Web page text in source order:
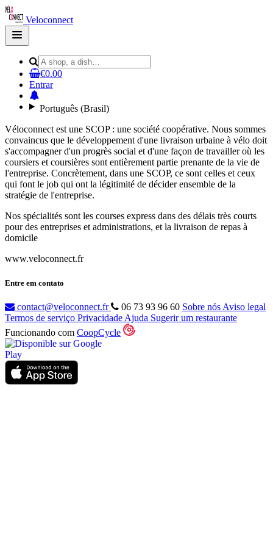
Veloconnect
Open
main
€0.00
Entrar
Português (Brasil)
Véloconnect est une SCOP : une société coopérative. Nous sommes
convaincus que le développement d'une livraison urbaine à vélo doit
s'accompagner d'un progrès social et d'une façon de travailler où les
coursiers et coursières sont entièrement partie prenante de la vie de
l'entreprise. Concrètement, dans une SCOP, ce sont celles et ceux
qui font le job qui ont la légitimité de décider ensemble de la
stratégie de l'entreprise.
Nos spécialités sont les courses express dans des délais très courts
pour des entreprises et administrations, et la livraison de repas à
domicile
www.veloconnect.fr
Entre em contato
contact@veloconnect.fr 06 73 93 96 60 Sobre nós Aviso legal
Termos de serviço Privacidade Ajuda Sugerir um restaurante
Funcionando com CoopCycle